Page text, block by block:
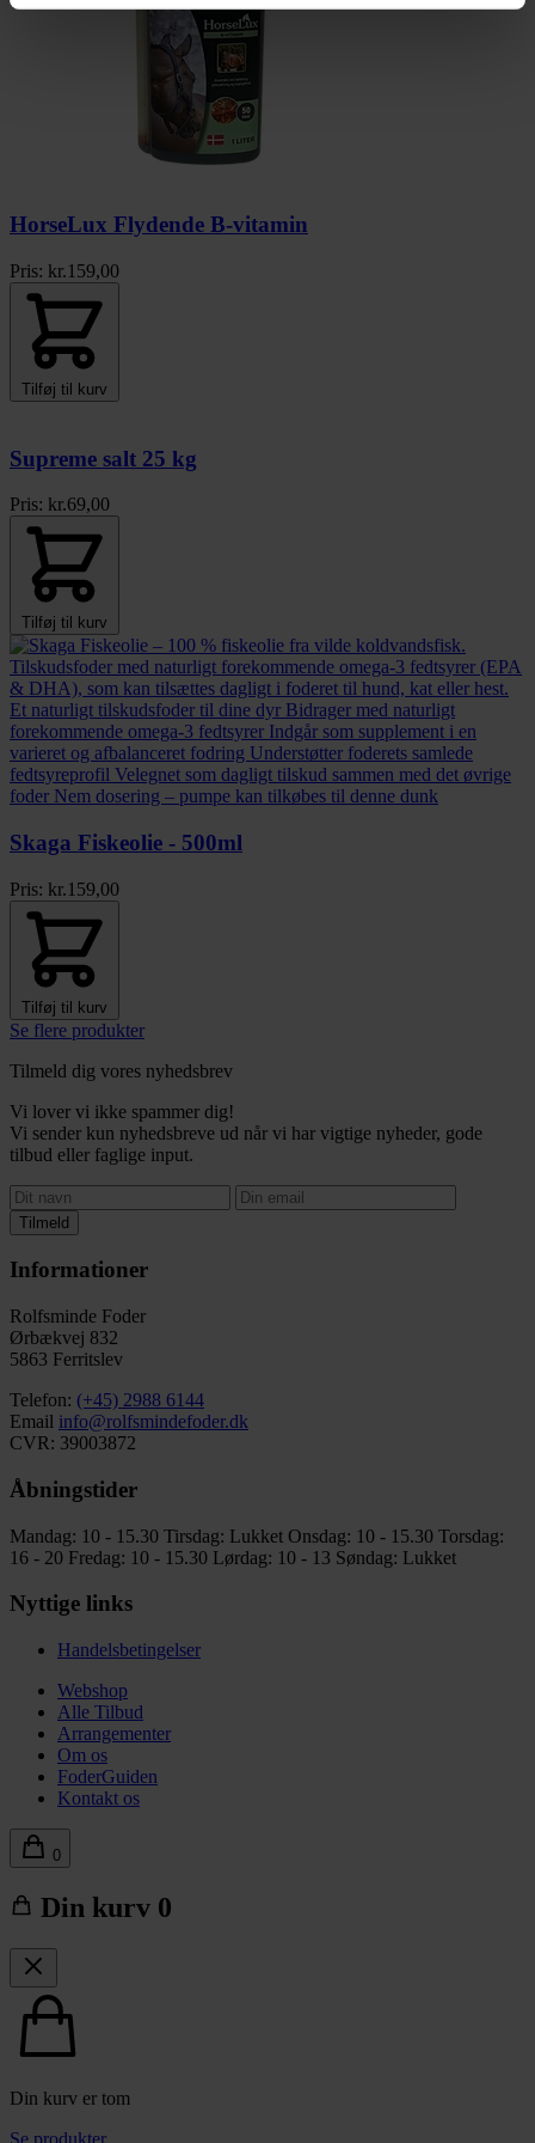
HorseLux Flydende B-vitamin
Pris: kr.159,00
Tilføj til kurv
Supreme salt 25 kg
Pris: kr.69,00
Tilføj til kurv
Skaga Fiskeolie - 500ml
Pris: kr.159,00
Tilføj til kurv
Se flere produkter
Tilmeld dig vores nyhedsbrev
Vi lover vi ikke spammer dig!
Vi sender kun nyhedsbreve ud når vi har vigtige nyheder, gode
tilbud eller faglige input.
Tilmeld
Informationer
Rolfsminde Foder
Ørbækvej 832
5863 Ferritslev
Telefon: (+45) 2988 6144
Email info@rolfsmindefoder.dk
CVR: 39003872
Åbningstider
Mandag: 10 - 15.30 Tirsdag: Lukket Onsdag: 10 - 15.30 Torsdag:
16 - 20 Fredag: 10 - 15.30 Lørdag: 10 - 13 Søndag: Lukket
Nyttige links
Handelsbetingelser
Webshop
Alle Tilbud
Arrangementer
Om os
FoderGuiden
Kontakt os
0
Din kurv 0
Din kurv er tom
Se produkter